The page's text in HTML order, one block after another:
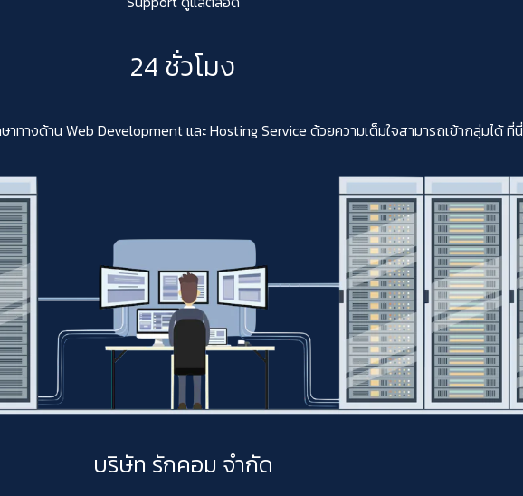
24 ชั่วโมง
าทางด้าน Web Development และ Hosting Service ด้วยความเต็มใจสามารถเข้ากลุ่มได้ ที่นี่
บริษัท รักคอม จำกัด